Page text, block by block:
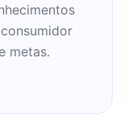
metas.